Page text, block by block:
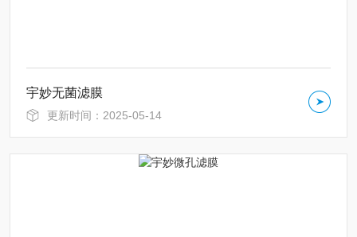
宇妙无菌滤膜
更新时间：2025-05-14